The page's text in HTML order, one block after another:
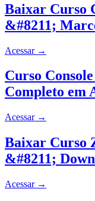
Baixar Curso
&#8211;
Acessar →
Curso
Completo em
Acessar →
Baixar Curso
&#8211;
Acessar →